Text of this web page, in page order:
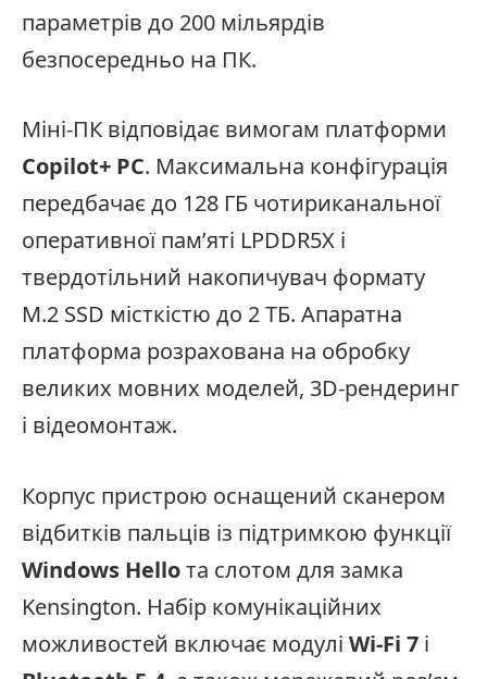
параметрів до 200 мільярдів
безпосередньо на ПК.
Міні-ПК відповідає вимогам платформи
Copilot+ PC. Максимальна конфігурація
передбачає до 128 ГБ чотириканальної
оперативної пам’яті LPDDR5X і
твердотільний накопичувач формату
M.2 SSD місткістю до 2 ТБ. Апаратна
платформа розрахована на обробку
великих мовних моделей, 3D-рендеринг
і відеомонтаж.
Корпус пристрою оснащений сканером
відбитків пальців із підтримкою функції
Windows Helloта слотом для замка
Kensington. Набір комунікаційних
можливостей включає модулі Wi-Fi 7 і